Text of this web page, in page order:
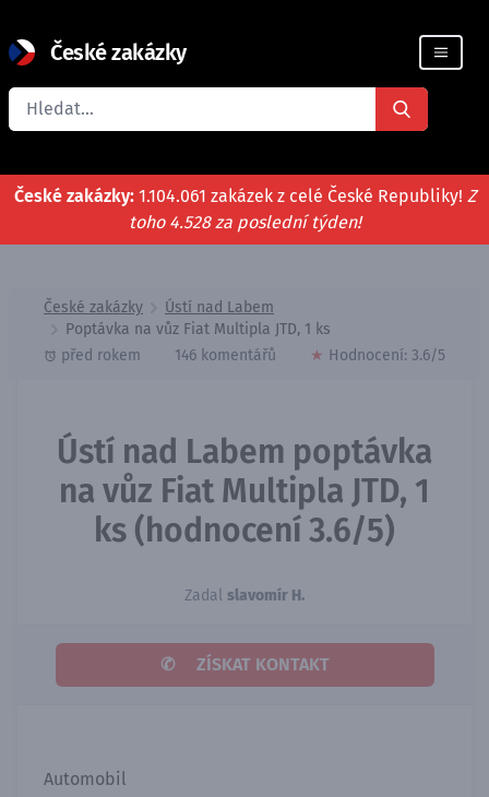
České zakázky
Registrace firmy
České zakázky: 1.104.061 zakázek z celé České Republiky! Z
toho 4.528 za poslední týden!
České zakázky
Ústí nad Labem
Poptávka na vůz Fiat Multipla JTD, 1 ks
před rokem
146 komentářů ★ Hodnocení: 3.6/5
Ústí nad Labem poptávka
na vůz Fiat Multipla JTD, 1
ks (hodnocení 3.6/5)
Zadal slavomír H.
✆ ZÍSKAT KONTAKT
Automobil